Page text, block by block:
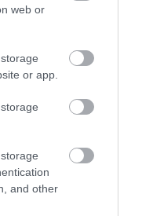
web or
or app.
and other
τους